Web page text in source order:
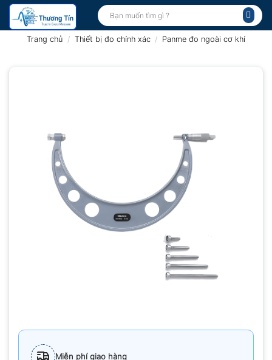
Bỏ
qua
Tìm
kiếm:
Trang chủ / Thiết bị đo chính xác / Panme đo ngoài cơ khí
Miễn phí giao hàng